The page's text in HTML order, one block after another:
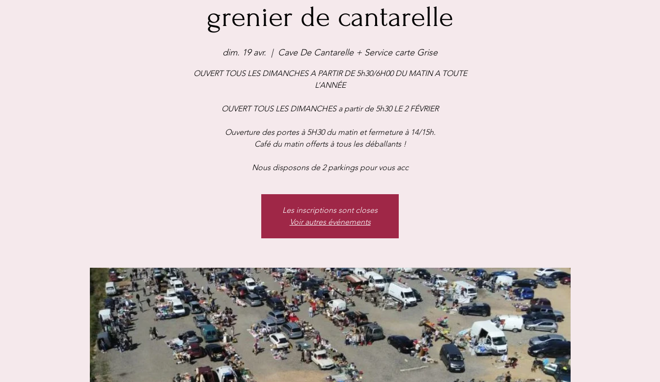
grenier de cantarelle
dim. 19 avr.
  |
Cave De Cantarelle + Service carte Grise
OUVERT TOUS LES DIMANCHES A PARTIR DE 5h30/6H00 DU MATIN A TOUTE
L’ANNÉE
OUVERT TOUS LES DIMANCHES a partir de 5h30 LE 2 FÉVRIER
Ouverture des portes à 5H30 du matin et fermeture à 14/15h.
Café du matin offerts à tous les déballants !
Nous disposons de 2 parkings pour vous acc
Les inscriptions sont closes
Voir autres événements